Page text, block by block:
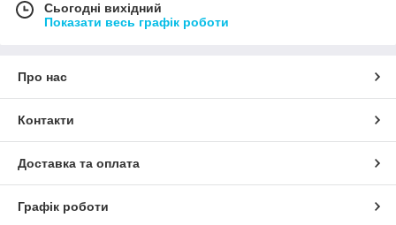
Сьогодні вихідний
Показати весь графік роботи
Про нас
Контакти
Доставка та оплата
Графік роботи